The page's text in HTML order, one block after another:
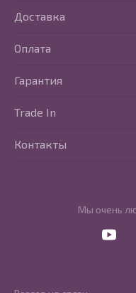
Мы очень
Доставка
Оплата
Гарантия
Trade In
Контакты